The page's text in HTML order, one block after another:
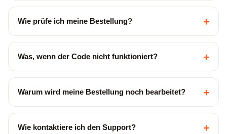
Wie prüfe ich meine Bestellung? +
Was, wenn der Code nicht funktioniert? +
Warum wird meine Bestellung noch bearbeitet? +
Wie kontaktiere ich den Support? +